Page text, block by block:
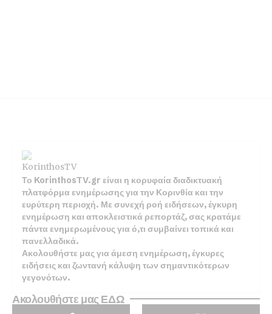
Το KorinthosTV.gr είναι η κορυφαία διαδικτυακή
πλατφόρμα ενημέρωσης για την Κορινθία και την
ευρύτερη περιοχή. Με συνεχή ροή ειδήσεων, έγκυρη
ενημέρωση και αποκλειστικά ρεπορτάζ, σας κρατάμε
πάντα ενημερωμένους για ό,τι συμβαίνει τοπικά και
πανελλαδικά.
Ακολουθήστε μας για άμεση ενημέρωση, έγκυρες
ειδήσεις και ζωντανή κάλυψη των σημαντικότερων
γεγονότων.
Ακολουθήστε μας ΕΔΩ